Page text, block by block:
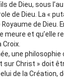
de Dieu, sous
de Dieu. La «
de Dieu.
meure et qu’elle
une philosophie
sur Christ » doit
de la Création,